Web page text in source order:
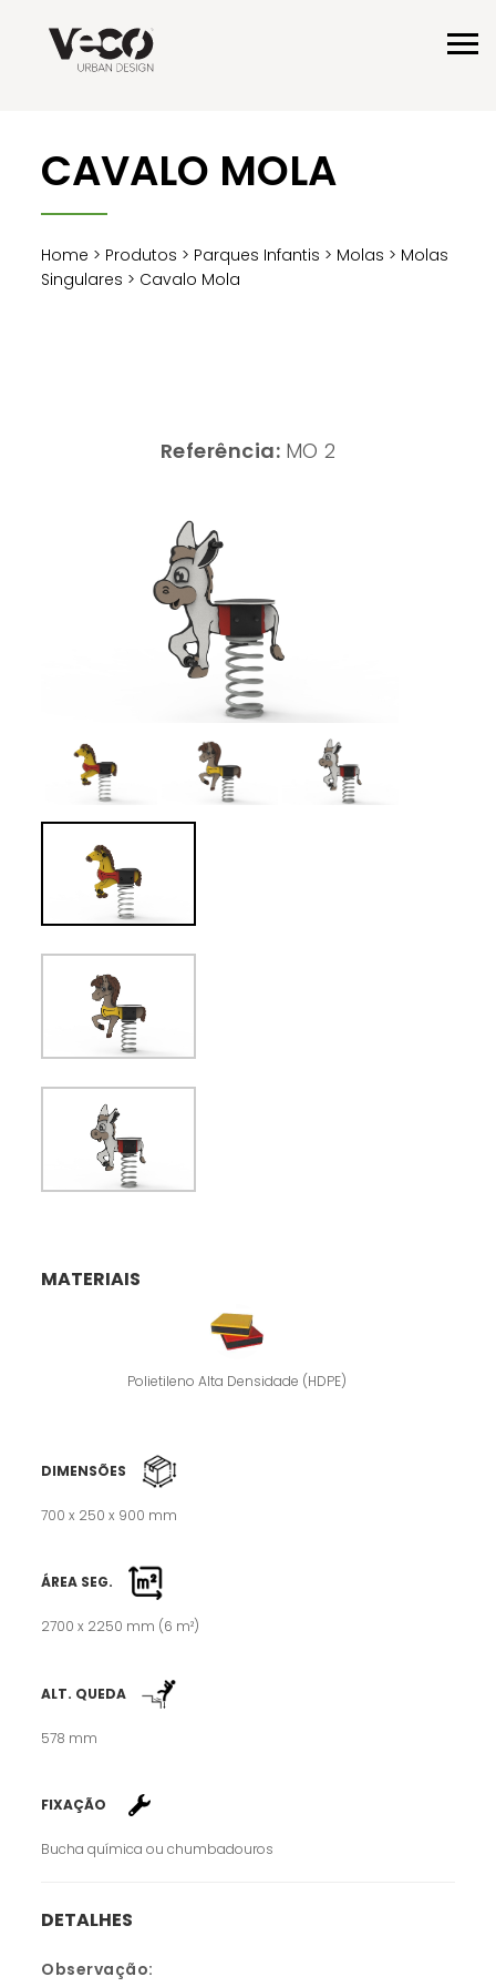
CAVALO MOLA
Home > Produtos > Parques Infantis > Molas > Molas
Singulares > Cavalo Mola
Referência: MO 2
MATERIAIS
Polietileno Alta Densidade (HDPE)
DIMENSÕES
700 x 250 x 900 mm
ÁREA SEG.
2700 x 2250 mm (6 m²)
ALT. QUEDA
578 mm
FIXAÇÃO
Bucha química ou chumbadouros
DETALHES
Observação: